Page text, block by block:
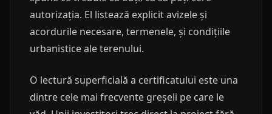
autorizația. El listează explicit avizele și
acordurile necesare, termenele, și condițiile
urbanistice ale terenului.
O lectură superficială a certificatului este una
dintre cele mai frecvente greșeli pe care le